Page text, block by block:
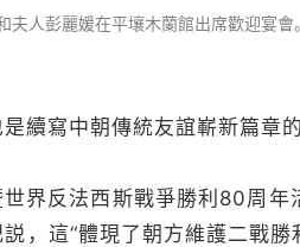
人彭麗媛在平壤木蘭館出席歡迎宴會。
寫中朝傳統友誼嶄新篇章的
反法西斯戰爭勝利80周年
，這“體現了朝方維護二戰勝